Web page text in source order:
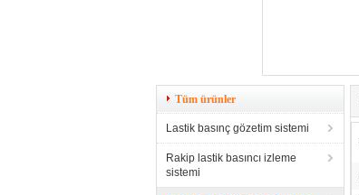
Tüm ürünler
Lastik basınç gözetim sistemi
Rakip lastik basıncı izleme
sistemi